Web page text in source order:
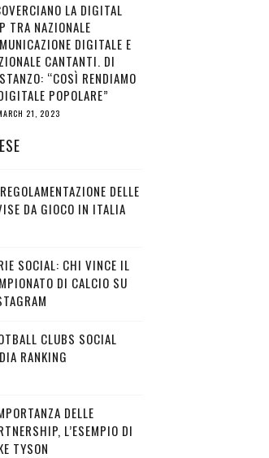
LA DIGITAL
TRA NAZIONALE
DIGITALE E
CANTANTI. DI
“COSÌ RENDIAMO
POPOLARE”
21, 2023
DELLE
DA GIOCO IN ITALIA
SOCIAL: CHI VINCE IL
DI CALCIO SU
CLUBS SOCIAL
RANKING
DELLE
L’ESEMPIO DI
TYSON